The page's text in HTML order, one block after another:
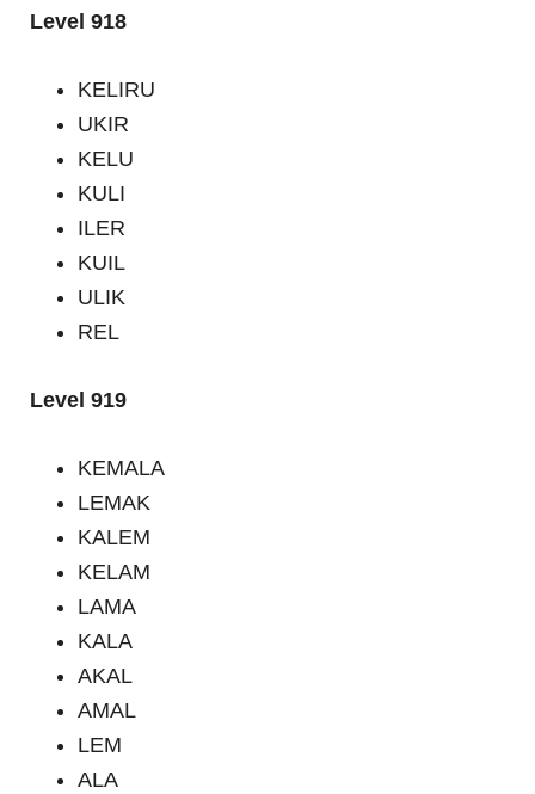
Level 918
KELIRU
UKIR
KELU
KULI
ILER
KUIL
ULIK
REL
Level 919
KEMALA
LEMAK
KALEM
KELAM
LAMA
KALA
AKAL
AMAL
LEM
ALA